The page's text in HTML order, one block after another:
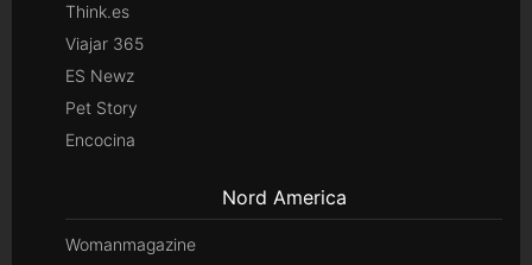
Think.es
Viajar 365
ES Newz
Pet Story
Encocina
Nord America
Womanmagazine